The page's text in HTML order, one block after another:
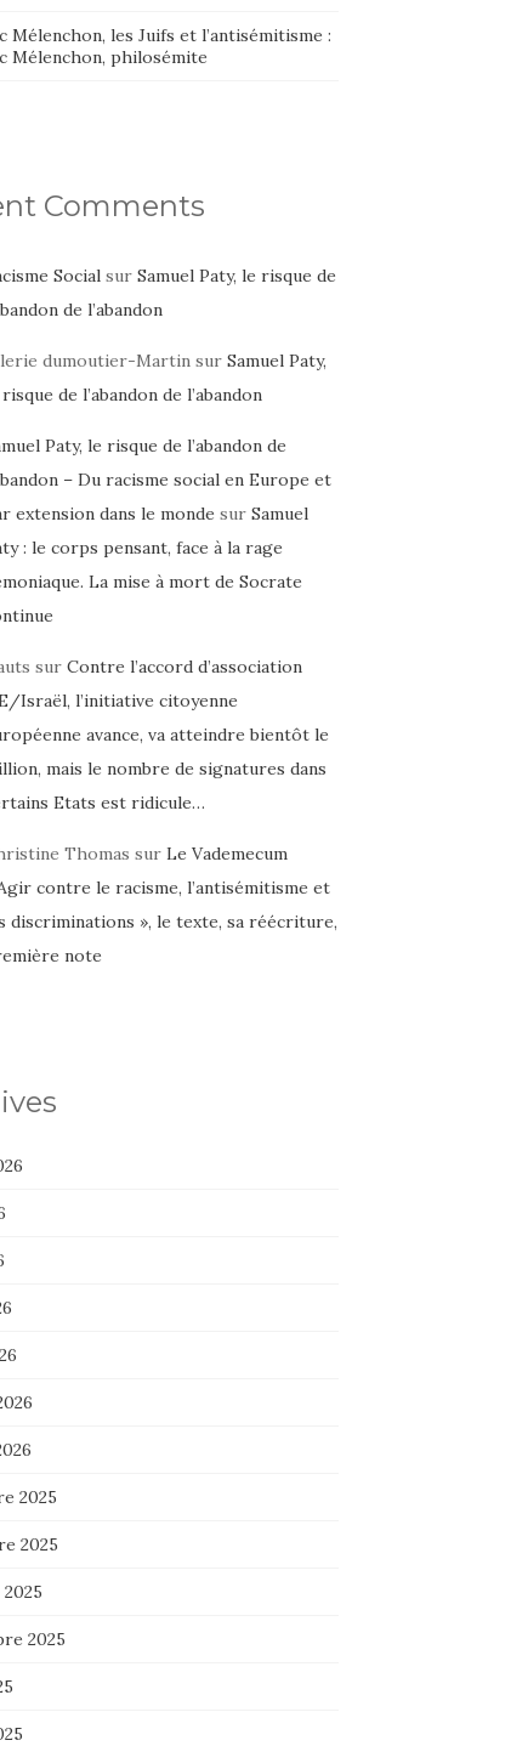
Mélenchon, les Juifs et l’antisémitisme :
Mélenchon, philosémite
Comments
Socialsur Samuel Paty, le risque de
de l’abandon
dumoutier-Martinsur Samuel Paty,
de l’abandon de l’abandon
Paty, le risque de l’abandon de
– Du racisme social en Europe et
extension dans le monde sur Samuel
: le corps pensant, face à la rage
La mise à mort de Socrate
sur Contre l’accord d’association
Israël, l’initiative citoyenne
avance, va atteindre bientôt le
mais le nombre de signatures dans
Etats est ridicule…
Thomas sur Le Vademecum
contre le racisme, l’antisémitisme et
discriminations », le texte, sa réécriture,
note
2025
2025
2025